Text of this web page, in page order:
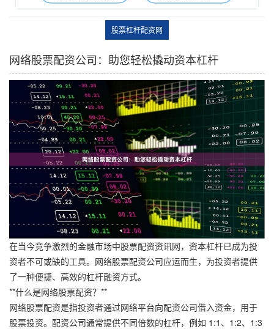
股票杠杆配资网
网络股票配资公司：助您轻松撬动资本杠杆
在当今竞争激烈的金融市场中股票配资资讯网，资本杠杆已成为投
资者不可或缺的工具。网络股票配资公司应运而生，为投资者提供
了一种便捷、高效的杠杆融资方式。
**什么是网络股票配资？**
网络股票配资是指投资者通过网络平台向配资公司借入资金，用于
股票投资。配资公司通常提供不同倍数的杠杆，例如 1:1、1:2、1:3